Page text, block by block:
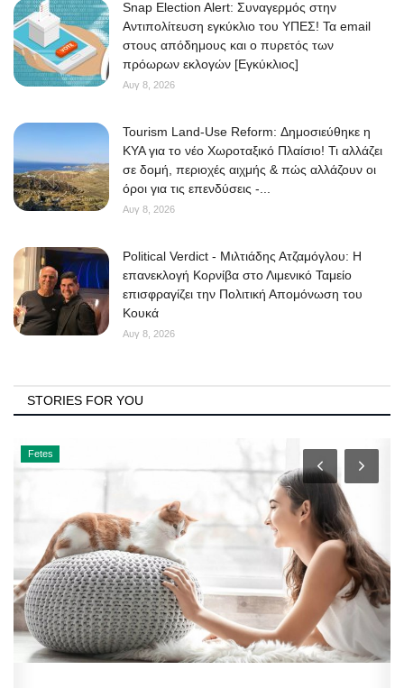
Snap Election Alert: Συναγερμός στην
Αντιπολίτευση εγκύκλιο του ΥΠΕΣ! Τα email
στους απόδημους και ο πυρετός των
πρόωρων εκλογών [Εγκύκλιος]
Αυγ 8, 2026
Tourism Land-Use Reform: Δημοσιεύθηκε η
ΚΥΑ για το νέο Χωροταξικό Πλαίσιο! Τι αλλάζει
σε δομή, περιοχές αιχμής & πώς αλλάζουν οι
όροι για τις επενδύσεις -...
Αυγ 8, 2026
Political Verdict - Μιλτιάδης Ατζαμόγλου: Η
επανεκλογή Κορνίβα στο Λιμενικό Ταμείο
επισφραγίζει την Πολιτική Απομόνωση του
Κουκά
Αυγ 8, 2026
STORIES FOR YOU
Fetes